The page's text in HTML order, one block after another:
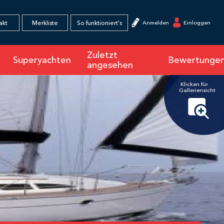
Merkliste So funktioniert's Anmelden Einloggen
Superyachten
Zuletzt
angesehen
Klicken für
Galleriensicht